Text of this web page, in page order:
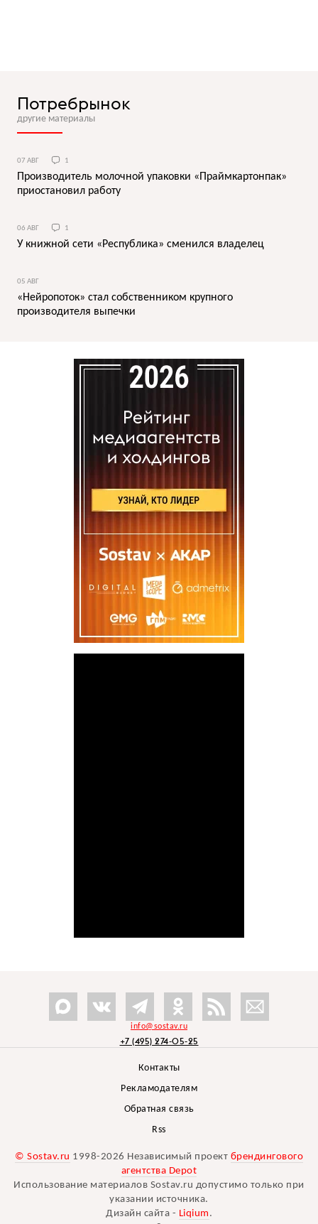
Потребрынок
другие материалы
07 АВГ 1
Производитель молочной упаковки «Праймкартонпак»
приостановил работу
06 АВГ 1
У книжной сети «Республика» сменился владелец
05 АВГ
«Нейропоток» стал собственником крупного
производителя выпечки
info@sostav.ru
+7 (495) 274-05-25
Контакты
Рекламодателям
Обратная связь
Rss
© Sostav.ru 1998-2026 Независимый проект брендингового
агентства Depot
Использование материалов Sostav.ru допустимо только при
указании источника.
Дизайн сайта - Liqium .